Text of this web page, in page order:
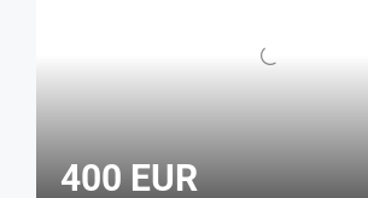
400 EUR